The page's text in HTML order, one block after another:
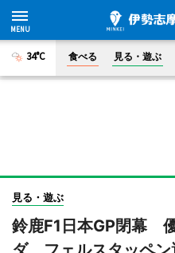
34°C 食べる 見る・遊ぶ
見る・遊ぶ
鈴鹿F1日本GP閉幕